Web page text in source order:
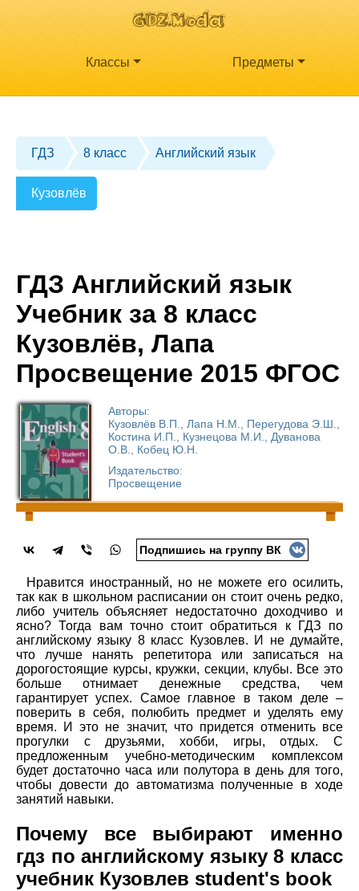
Классы Предметы
ГДЗ 8 класс Английский язык
Кузовлёв
ГДЗ Английский язык
Учебник за 8 класс
Кузовлёв, Лапа
Просвещение 2015 ФГОС
Авторы:
Кузовлёв В.П., Лапа Н.М., Перегудова Э.Ш.,
Костина И.П., Кузнецова М.И., Дуванова
О.В., Кобец Ю.Н.
Издательство:
Просвещение
Подпишись на группу ВК
Нравится иностранный, но не можете его осилить,
так как в школьном расписании он стоит очень редко,
либо учитель объясняет недостаточно доходчиво и
ясно? Тогда вам точно стоит обратиться к ГДЗ по
английскому языку 8 класс Кузовлев. И не думайте,
что лучше нанять репетитора или записаться на
дорогостоящие курсы, кружки, секции, клубы. Все это
больше отнимает денежные средства, чем
гарантирует успех. Самое главное в таком деле –
поверить в себя, полюбить предмет и уделять ему
время. И это не значит, что придется отменить все
прогулки с друзьями, хобби, игры, отдых. С
предложенным учебно-методическим комплексом
будет достаточно часа или полутора в день для того,
чтобы довести до автоматизма полученные в ходе
занятий навыки.
Почему все выбирают именно
гдз по английскому языку 8 класс
учебник Кузовлев student's book